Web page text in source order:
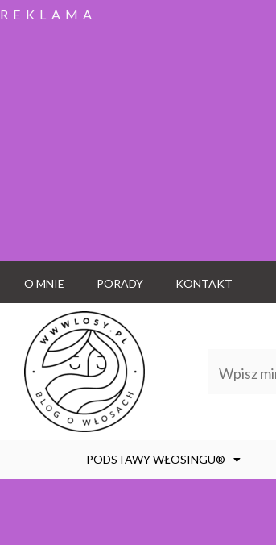
REKLAMA
O MNIE PORADY KONTAKT
PODSTAWY WŁOSINGU®